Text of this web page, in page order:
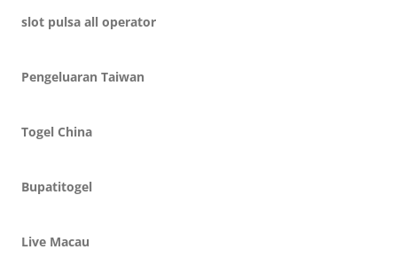
slot pulsa all operator
Pengeluaran Taiwan
Togel China
Bupatitogel
Live Macau